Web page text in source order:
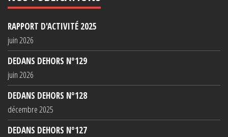
RAPPORT D'ACTIVITÉ 2025
juin 2026
DEDANS DEHORS N°129
juin 2026
DEDANS DEHORS N°128
décembre 2025
DEDANS DEHORS N°127